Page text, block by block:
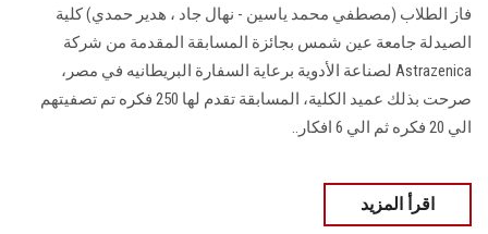
فاز الطلاب (مصطفي محمد ياسين - نهال جاد ، هدير حمدي) كلية
الصيدلة جامعة عين شمس بجائزة المسابقة المقدمة من شركة
Astrazenica لصناعة الأدوية برعاية السفارة البريطانيه في مصر،
صرحت بذلك عميد الكلية، المسابقة تقدم لها 250 فكره تم تصفيتهم
الي 20 فكره ثم الي 6 افكار..
اقرأ المزيد